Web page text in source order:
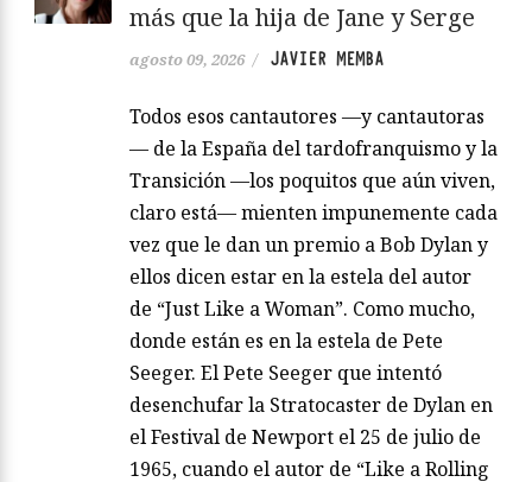
más que la hija de Jane y Serge
agosto 09, 2026 / JAVIER MEMBA
Todos esos cantautores —y cantautoras
— de la España del tardofranquismo y la
Transición —los poquitos que aún viven,
claro está— mienten impunemente cada
vez que le dan un premio a Bob Dylan y
ellos dicen estar en la estela del autor
de “Just Like a Woman”. Como mucho,
donde están es en la estela de Pete
Seeger. El Pete Seeger que intentó
desenchufar la Stratocaster de Dylan en
el Festival de Newport el 25 de julio de
1965, cuando el autor de “Like a Rolling